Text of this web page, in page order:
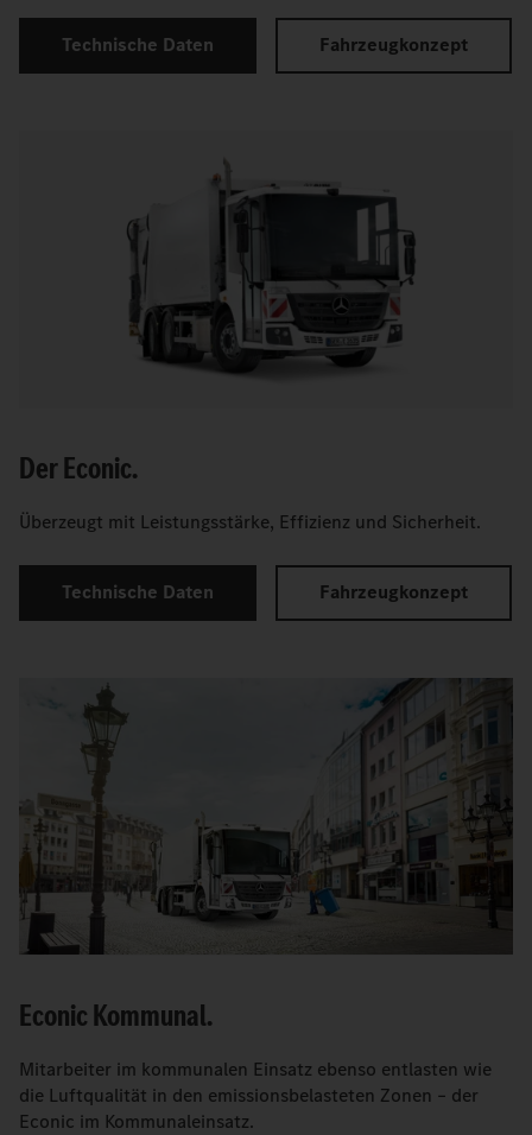
Technische Daten Fahrzeugkonzept
Der Econic.
Überzeugt mit Leistungsstärke, Effizienz und Sicherheit.
Technische Daten Fahrzeugkonzept
Econic Kommunal.
Mitarbeiter im kommunalen Einsatz ebenso entlasten wie
die Luftqualität in den emissionsbelasteten Zonen – der
Econic im Kommunaleinsatz.